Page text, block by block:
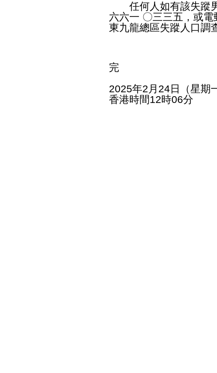
任何人如有該失蹤男
六六一 〇三三五，或
東九龍總區失蹤人口調
完
2025年2月24日（星期
香港時間12時06分